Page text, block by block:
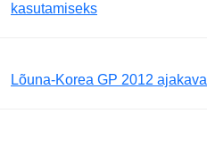
kasutamiseks
Lõuna-Korea GP 2012 ajakava